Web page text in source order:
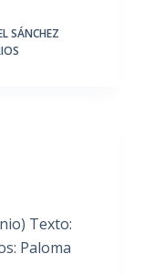
SÁNCHEZ
Texto:
Paloma